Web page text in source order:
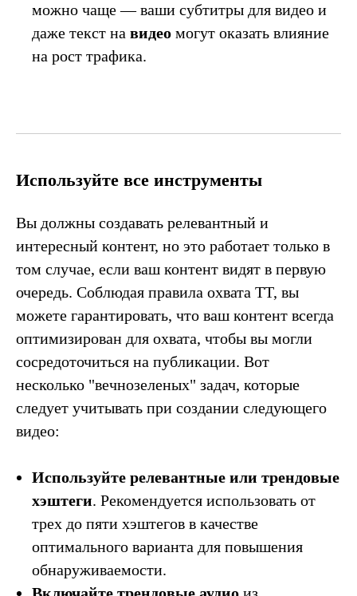
можно чаще — ваши субтитры для видео и
даже текст на видео могут оказать влияние
на рост трафика.
Используйте все инструменты
Вы должны создавать релевантный и
интересный контент, но это работает только в
том случае, если ваш контент видят в первую
очередь. Соблюдая правила охвата TT, вы
можете гарантировать, что ваш контент всегда
оптимизирован для охвата, чтобы вы могли
сосредоточиться на публикации. Вот
несколько "вечнозеленых" задач, которые
следует учитывать при создании следующего
видео:
Используйте релевантные или трендовые
хэштеги. Рекомендуется использовать от
трех до пяти хэштегов в качестве
оптимального варианта для повышения
обнаруживаемости.